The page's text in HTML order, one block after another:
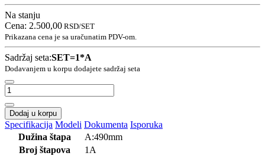
Na stanju
Cena: 2.500,00 RSD/SET
Prikazana cena je sa uračunatim PDV-om.
Sadržaj seta:SET=1*A
Dodavanjem u korpu dodajete sadržaj seta
Dodaj u korpu
Specifikacija Modeli Dokumenta Isporuka
Dužina štapa
A:490mm
Broj štapova
1A